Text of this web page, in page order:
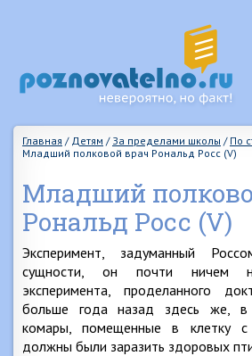
Главная / Детям / За пределами школы / По
Младший полковой врач Рональд Росс (V)
Младший
Рональд Росс (V)
Эксперимент, задуманный
сущности, он почти ничем
эксперимента, проделанного
больше года назад здесь же, в
комары, помещенные в клетку с
должны были заразить здоровых